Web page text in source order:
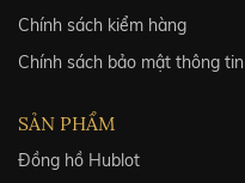
Chính sách kiểm hàng
Chính sách bảo mật thông tin
SẢN PHẨM
Đồng hồ Hublot